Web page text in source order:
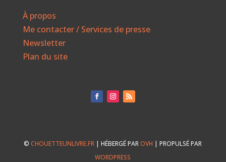
À propos
Me contacter / Services de presse
Newsletter
Plan du site
©CHOUETTEUNLIVRE.FR | HÉBERGÉ PAROVH | PROPULSÉ PAR
WORDPRESS